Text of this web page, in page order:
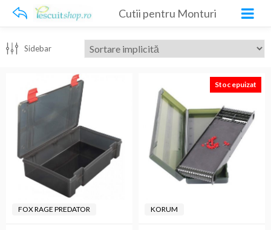
Cutii pentru Monturi
Sidebar
FOX RAGE PREDATOR
Stoc epuizat
KORUM